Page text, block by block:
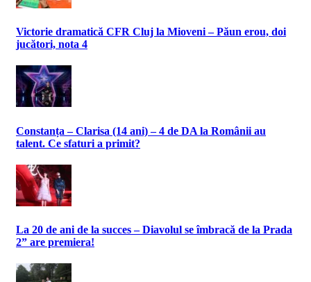
Victorie dramatică CFR Cluj la Mioveni – Păun erou, doi
jucători, nota 4
Constanța – Clarisa (14 ani) – 4 de DA la Românii au
talent. Ce sfaturi a primit?
La 20 de ani de la succes – Diavolul se îmbracă de la Prada
2” are premiera!